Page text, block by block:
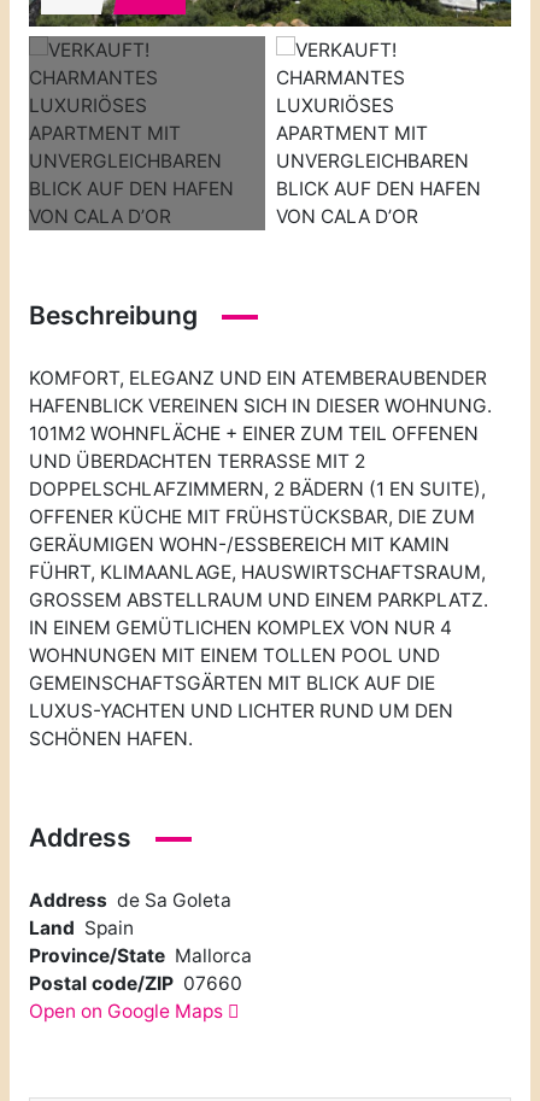
Beschreibung
KOMFORT, ELEGANZ UND EIN ATEMBERAUBENDER
HAFENBLICK VEREINEN SICH IN DIESER WOHNUNG.
101M2 WOHNFLÄCHE + EINER ZUM TEIL OFFENEN
UND ÜBERDACHTEN TERRASSE MIT 2
DOPPELSCHLAFZIMMERN, 2 BÄDERN (1 EN SUITE),
OFFENER KÜCHE MIT FRÜHSTÜCKSBAR, DIE ZUM
GERÄUMIGEN WOHN-/ESSBEREICH MIT KAMIN
FÜHRT, KLIMAANLAGE, HAUSWIRTSCHAFTSRAUM,
GROSSEM ABSTELLRAUM UND EINEM PARKPLATZ.
IN EINEM GEMÜTLICHEN KOMPLEX VON NUR 4
WOHNUNGEN MIT EINEM TOLLEN POOL UND
GEMEINSCHAFTSGÄRTEN MIT BLICK AUF DIE
LUXUS-YACHTEN UND LICHTER RUND UM DEN
SCHÖNEN HAFEN.
Address
Address de Sa Goleta
Land Spain
Province/State Mallorca
Postal code/ZIP 07660
Open on Google Maps